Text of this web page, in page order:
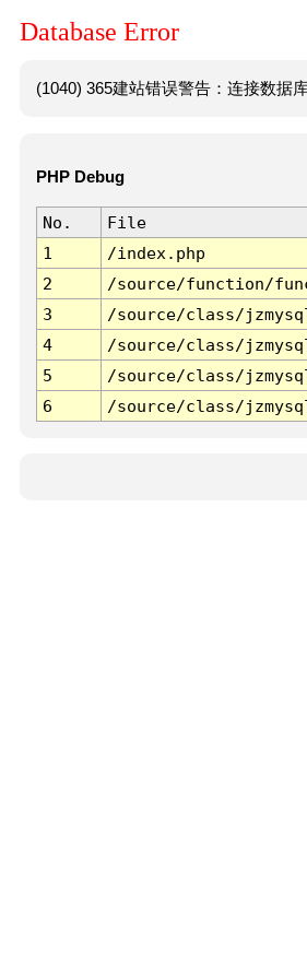
Database Error
(1040) 365建站错误警告：连接数据
PHP Debug
No. File
1
/index.php
2
/source/function/
3
/source/class/
4
/source/class/
5
/source/class/
6
/source/class/